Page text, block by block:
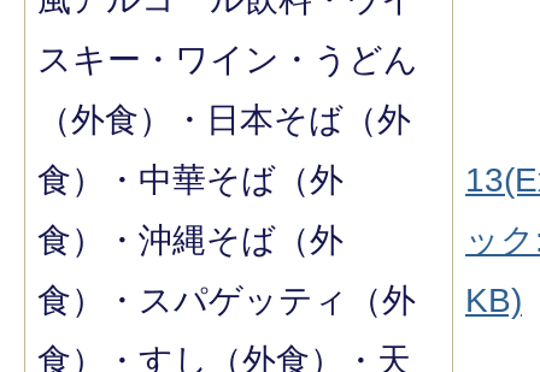
スキー・ワイン・うどん
（外食）・日本そば（外
食）・中華そば（外
食）・沖縄そば（外
食）・スパゲッティ（外
食）・すし（外食）・天
ッ
KB)